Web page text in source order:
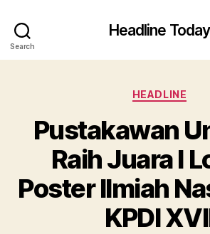
Search
Headline Today
HEADLINE
Pustakawan
Raih Juara I
Poster Ilmiah
KPDI